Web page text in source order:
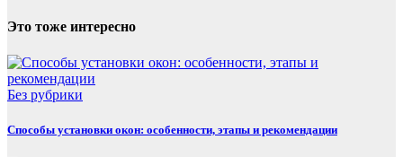
Это тоже интересно
Без рубрики
Способы установки окон: особенности, этапы и рекомендации